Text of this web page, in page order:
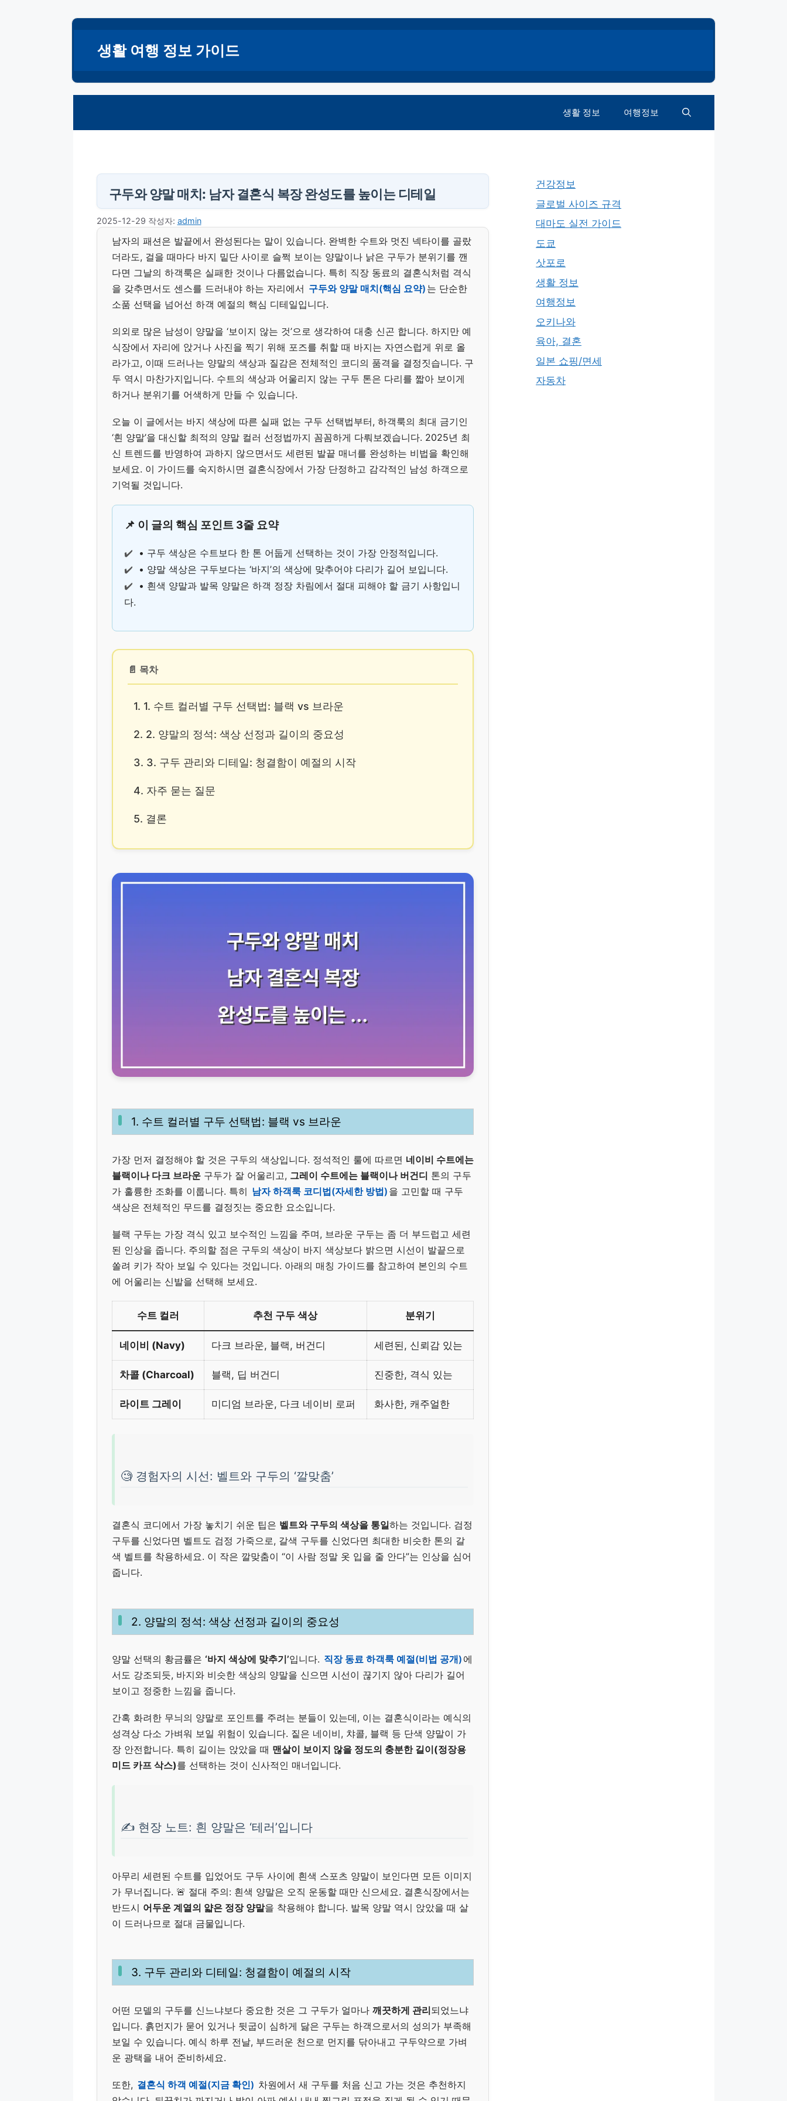
생활 여행 정보 가이드
생활 정보 여행정보
구두와 양말 매치: 남자 결혼식 복장 완성도를 높이는 디테일
2025-12-29 작성자: admin
남자의 패션은 발끝에서 완성된다는 말이 있습니다. 완벽한 수트와 멋진 넥타이를 골랐
더라도, 걸을 때마다 바지 밑단 사이로 슬쩍 보이는 양말이나 낡은 구두가 분위기를 깬
다면 그날의 하객룩은 실패한 것이나 다름없습니다. 특히 직장 동료의 결혼식처럼 격식
을 갖추면서도 센스를 드러내야 하는 자리에서 구두와 양말 매치(핵심 요약) 는 단순한
소품 선택을 넘어선 하객 예절의 핵심 디테일입니다.
의외로 많은 남성이 양말을 ‘보이지 않는 것’으로 생각하여 대충 신곤 합니다. 하지만 예
식장에서 자리에 앉거나 사진을 찍기 위해 포즈를 취할 때 바지는 자연스럽게 위로 올
라가고, 이때 드러나는 양말의 색상과 질감은 전체적인 코디의 품격을 결정짓습니다. 구
두 역시 마찬가지입니다. 수트의 색상과 어울리지 않는 구두 톤은 다리를 짧아 보이게
하거나 분위기를 어색하게 만들 수 있습니다.
오늘 이 글에서는 바지 색상에 따른 실패 없는 구두 선택법부터, 하객룩의 최대 금기인
‘흰 양말’을 대신할 최적의 양말 컬러 선정법까지 꼼꼼하게 다뤄보겠습니다. 2025년 최
신 트렌드를 반영하여 과하지 않으면서도 세련된 발끝 매너를 완성하는 비법을 확인해
보세요. 이 가이드를 숙지하시면 결혼식장에서 가장 단정하고 감각적인 남성 하객으로
기억될 것입니다.
📌 이 글의 핵심 포인트 3줄 요약
✔️
• 구두 색상은 수트보다 한 톤 어둡게 선택하는 것이 가장 안정적입니다.
✔️
• 양말 색상은 구두보다는 ‘바지’의 색상에 맞추어야 다리가 길어 보입니다.
✔️
• 흰색 양말과 발목 양말은 하객 정장 차림에서 절대 피해야 할 금기 사항입니
다.
📄 목차
1. 1. 수트 컬러별 구두 선택법: 블랙 vs 브라운
2. 2. 양말의 정석: 색상 선정과 길이의 중요성
3. 3. 구두 관리와 디테일: 청결함이 예절의 시작
4. 자주 묻는 질문
5. 결론
1. 수트 컬러별 구두 선택법: 블랙 vs 브라운
가장 먼저 결정해야 할 것은 구두의 색상입니다. 정석적인 룰에 따르면 네이비 수트에는
블랙이나 다크 브라운구두가 잘 어울리고, 그레이 수트에는 블랙이나 버건디 톤의 구두
가 훌륭한 조화를 이룹니다. 특히 남자 하객룩 코디법(자세한 방법) 을 고민할 때 구두
색상은 전체적인 무드를 결정짓는 중요한 요소입니다.
블랙 구두는 가장 격식 있고 보수적인 느낌을 주며, 브라운 구두는 좀 더 부드럽고 세련
된 인상을 줍니다. 주의할 점은 구두의 색상이 바지 색상보다 밝으면 시선이 발끝으로
쏠려 키가 작아 보일 수 있다는 것입니다. 아래의 매칭 가이드를 참고하여 본인의 수트
에 어울리는 신발을 선택해 보세요.
수트 컬러 추천 구두 색상 분위기
네이비 (Navy) 다크 브라운, 블랙, 버건디 세련된, 신뢰감 있는
차콜 (Charcoal) 블랙, 딥 버건디 진중한, 격식 있는
라이트 그레이 미디엄 브라운, 다크 네이비 로퍼 화사한, 캐주얼한
🧐 경험자의 시선: 벨트와 구두의 ‘깔맞춤’
결혼식 코디에서 가장 놓치기 쉬운 팁은 벨트와 구두의 색상을 통일하는 것입니다. 검정
구두를 신었다면 벨트도 검정 가죽으로, 갈색 구두를 신었다면 최대한 비슷한 톤의 갈
색 벨트를 착용하세요. 이 작은 깔맞춤이 “이 사람 정말 옷 입을 줄 안다”는 인상을 심어
줍니다.
2. 양말의 정석: 색상 선정과 길이의 중요성
양말 선택의 황금률은 ‘바지 색상에 맞추기’입니다. 직장 동료 하객룩 예절(비법 공개) 에
서도 강조되듯, 바지와 비슷한 색상의 양말을 신으면 시선이 끊기지 않아 다리가 길어
보이고 정중한 느낌을 줍니다.
간혹 화려한 무늬의 양말로 포인트를 주려는 분들이 있는데, 이는 결혼식이라는 예식의
성격상 다소 가벼워 보일 위험이 있습니다. 짙은 네이비, 챠콜, 블랙 등 단색 양말이 가
장 안전합니다. 특히 길이는 앉았을 때 맨살이 보이지 않을 정도의 충분한 길이(정장용
미드 카프 삭스)를 선택하는 것이 신사적인 매너입니다.
✍️ 현장 노트: 흰 양말은 ‘테러’입니다
아무리 세련된 수트를 입었어도 구두 사이에 흰색 스포츠 양말이 보인다면 모든 이미지
가 무너집니다. 🚨 절대 주의: 흰색 양말은 오직 운동할 때만 신으세요. 결혼식장에서는
반드시 어두운 계열의 얇은 정장 양말을 착용해야 합니다. 발목 양말 역시 앉았을 때 살
이 드러나므로 절대 금물입니다.
3. 구두 관리와 디테일: 청결함이 예절의 시작
어떤 모델의 구두를 신느냐보다 중요한 것은 그 구두가 얼마나 깨끗하게 관리되었느냐
입니다. 흙먼지가 묻어 있거나 뒷굽이 심하게 닳은 구두는 하객으로서의 성의가 부족해
보일 수 있습니다. 예식 하루 전날, 부드러운 천으로 먼지를 닦아내고 구두약으로 가벼
운 광택을 내어 준비하세요.
또한, 결혼식 하객 예절(지금 확인) 차원에서 새 구두를 처음 신고 가는 것은 추천하지
건강정보
글로벌 사이즈 규격
대마도 실전 가이드
도쿄
삿포로
생활 정보
여행정보
오키나와
육아, 결혼
일본 쇼핑/면세
자동차